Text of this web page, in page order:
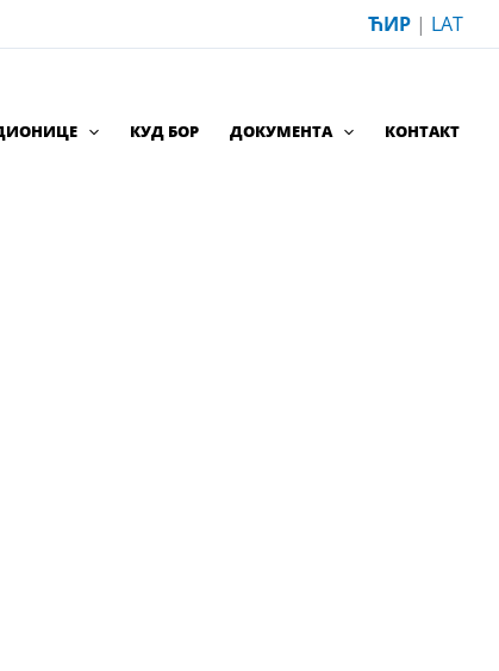
ЋИР | LAT
КУД БОР ДОКУМЕНТА КОНТАКТ